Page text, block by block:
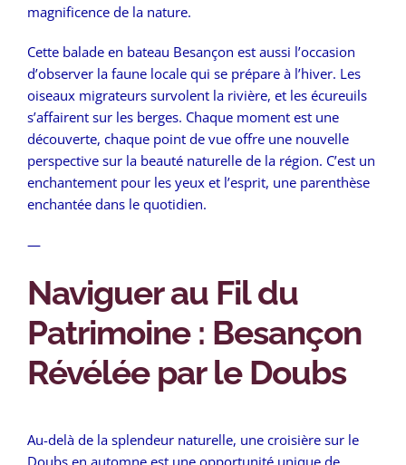
magnificence de la nature.
Cette balade en bateau Besançon est aussi l’occasion
d’observer la faune locale qui se prépare à l’hiver. Les
oiseaux migrateurs survolent la rivière, et les écureuils
s’affairent sur les berges. Chaque moment est une
découverte, chaque point de vue offre une nouvelle
perspective sur la beauté naturelle de la région. C’est un
enchantement pour les yeux et l’esprit, une parenthèse
enchantée dans le quotidien.
—
Naviguer au Fil du
Patrimoine : Besançon
Révélée par le Doubs
Au-delà de la splendeur naturelle, une croisière sur le